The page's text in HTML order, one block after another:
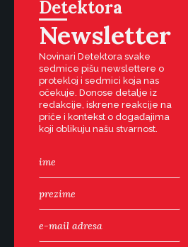
Detektora
Newsletter
Novinari Detektora svake
sedmice pišu newslettere o
protekloj i sedmici koja nas
očekuje. Donose detalje iz
redakcije, iskrene reakcije na
priče i kontekst o događajima
koji oblikuju našu stvarnost.